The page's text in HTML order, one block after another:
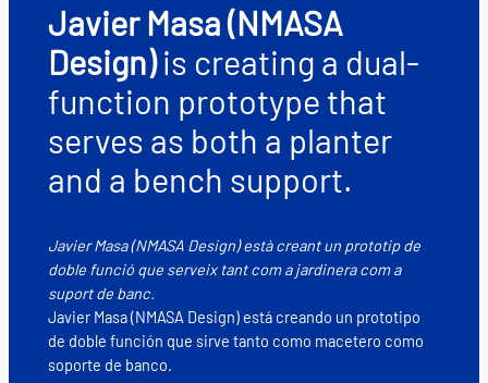
Javier Masa (NMASA
Design)is creating a dual-
function prototype that
serves as both a planter
and a bench support.
Javier Masa (NMASA Design) està creant un prototip de
doble funció que serveix tant com a jardinera com a
suport de banc.
Javier Masa (NMASA Design) está creando un prototipo
de doble función que sirve tanto como macetero como
soporte de banco.